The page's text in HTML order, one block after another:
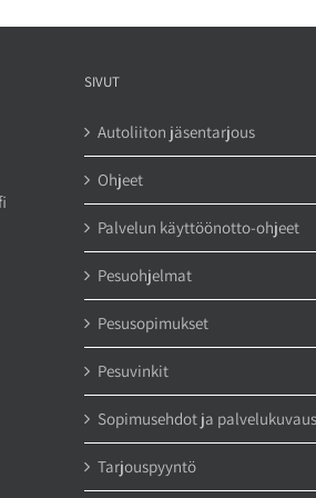
SIVUT
Autoliiton jäsentarjous
Ohjeet
Palvelun käyttöönotto-ohjeet
Pesuohjelmat
Pesusopimukset
Pesuvinkit
Sopimusehdot ja palvelukuvaus
Tarjouspyyntö